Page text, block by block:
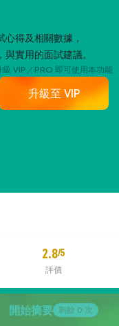
得及相關數據，
實用的面試建議。
級 VIP／PRO 即可使用本功能
升級至 VIP
2.8/5
評價
開始摘要 剩餘 0 次